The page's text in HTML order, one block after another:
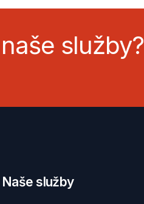
služby?
Naše služby